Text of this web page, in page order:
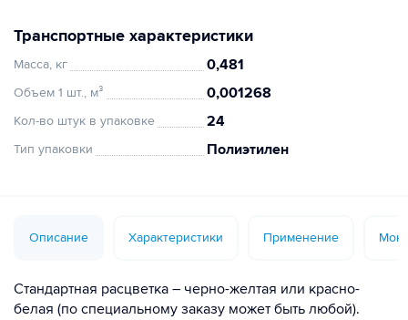
Транспортные характеристики
Масса, кг 0,481
Объем 1 шт., м³ 0,001268
Кол-во штук в упаковке 24
Тип упаковки Полиэтилен
Описание Характеристики Применение
Стандартная расцветка – черно-желтая или красно-
белая (по специальному заказу может быть любой).